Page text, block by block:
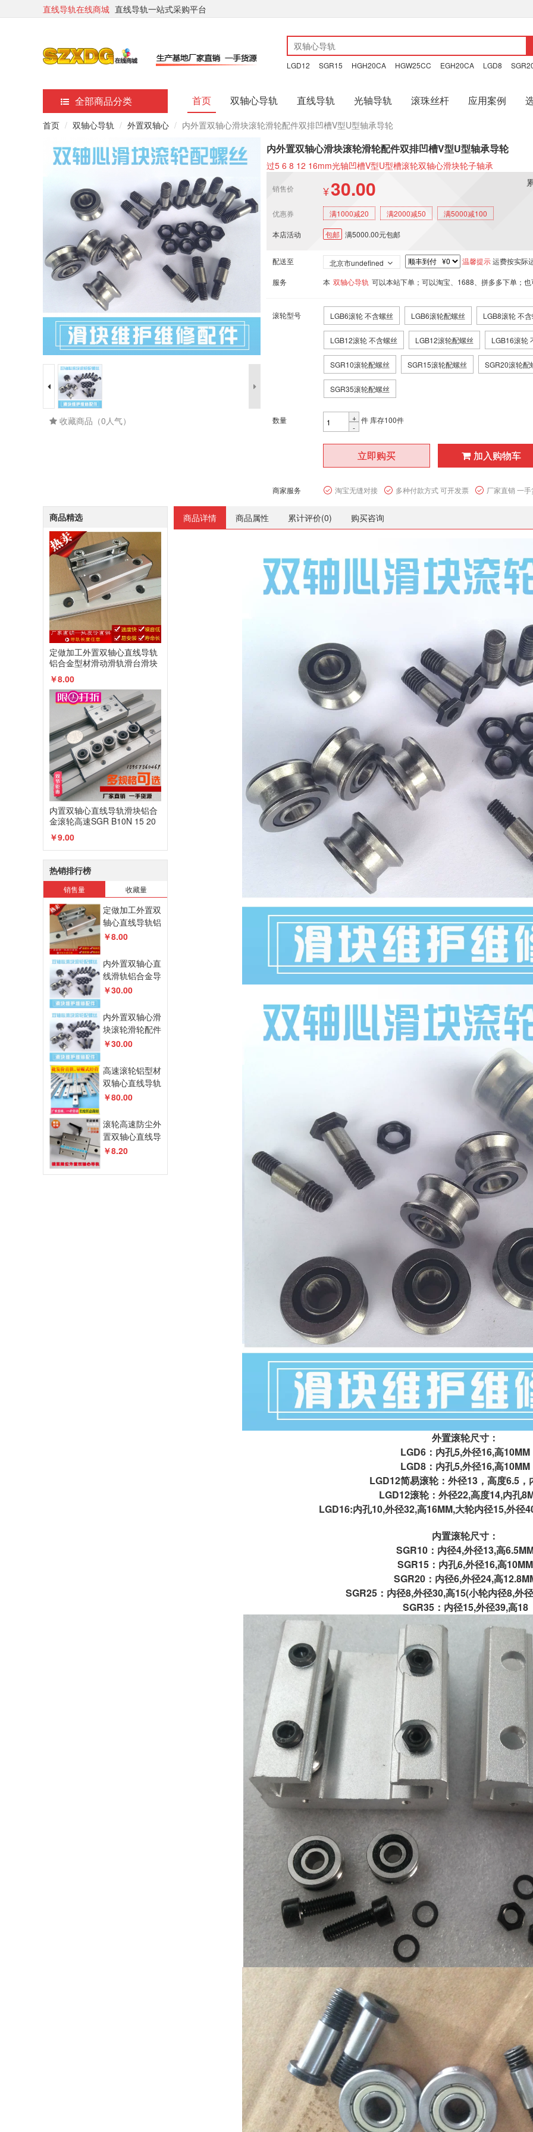
直线导轨在线商城 直线导轨一站式采购平台
LGD12 SGR15 HGH20CA HGW25CC EGH20CA LGD8
全部商品分类 首页 双轴心导轨 直线导轨 光轴导轨 滚珠丝杆 应用案例
首页 双轴心导轨 外置双轴心 内外置双轴心滑块滚轮滑轮配件双排凹槽V型U型轴承导轮
收藏商品（0人气）
内外置双轴心滑块滚轮滑轮配件双排凹槽V型U型轴承导轮
过5 6 8 12 16mm光轴凹槽V型U型槽滚轮双轴心滑块轮子轴承
销售价 ¥30.00
优惠券 满1000减20 满2000减50 满5000减100
本店活动 包邮 满5000.00元包邮
配送至 北京市undefined 温馨提示运费按实际
服务 本 双轴心导轨 可以本站下单；可以淘宝、1688、拼多多下单；
滚轮型号 LGB6滚轮 不含螺丝 LGB6滚轮配螺丝 LGB8滚轮 不
LGB12滚轮 不含螺丝 LGB12滚轮配螺丝 LGB16滚轮
SGR10滚轮配螺丝 SGR15滚轮配螺丝 SGR20滚轮配
SGR35滚轮配螺丝
数量
+
-
件 库存100件
立即购买 加入购物车
商家服务 淘宝无缝对接 多种付款方式 可开发票 厂家直销 一
商品精选
定做加工外置双轴心直线导轨
铝合金型材滑动滑轨滑台滑块
厂家直销
￥8.00
内置双轴心直线导轨滑块铝合
金滚轮高速SGR B10N 15 20
25 35滑轨
￥9.00
热销排行榜
销售量 收藏量
定做加工外置双
轴心直线导轨铝
合金型材滑动滑
直销
￥8.00
内外置双轴心直
线滑轨铝合金导
轨滑块配件
滚轮配螺丝
￥30.00
内外置双轴心滑
块滚轮滑轮配件
双排凹槽V型U
￥30.00
高速滚轮铝型材
双轴心直线导轨
LGD6/LGD8/12/16
价
￥80.00
滚轮高速防尘外
置双轴心直线导
轨铝合金型材锁
滑块
￥8.20
商品详情 商品属性 累计评价(0) 购买咨询
外置滚轮尺寸：
LGD6：内孔5,外径16,高10MM
LGD8：内孔5,外径16,高10MM
LGD12简易滚轮：外径13，高度6.5，
LGD12滚轮：外径22,高度14,内孔
LGD16:内孔10,外径32,高16MM,大轮内径15,外径
内置滚轮尺寸：
SGR10：内径4,外径13,高
SGR15：内孔6,外径16,高10MM
SGR20：内径6,外径24,高
SGR25：内径8,外径30,高15(小轮内径8,外
SGR35：内径15,外径39,高18